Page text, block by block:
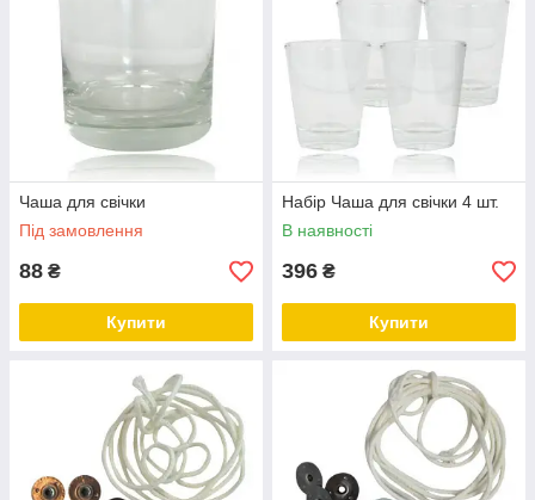
Чаша для свічки
Під замовлення
88 ₴
Купити
Набір Чаша для свічки 4 шт.
В наявності
396 ₴
Купити